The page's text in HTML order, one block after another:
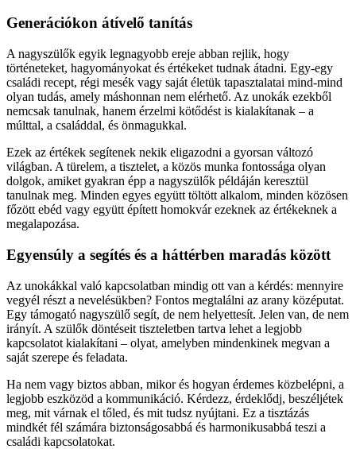
Generációkon átívelő tanítás
A nagyszülők egyik legnagyobb ereje abban rejlik, hogy
történeteket, hagyományokat és értékeket tudnak átadni. Egy-egy
családi recept, régi mesék vagy saját életük tapasztalatai mind-mind
olyan tudás, amely máshonnan nem elérhető. Az unokák ezekből
nemcsak tanulnak, hanem érzelmi kötődést is kialakítanak – a
múlttal, a családdal, és önmagukkal.
Ezek az értékek segítenek nekik eligazodni a gyorsan változó
világban. A türelem, a tisztelet, a közös munka fontossága olyan
dolgok, amiket gyakran épp a nagyszülők példáján keresztül
tanulnak meg. Minden egyes együtt töltött alkalom, minden közösen
főzött ebéd vagy együtt épített homokvár ezeknek az értékeknek a
megalapozása.
Egyensúly a segítés és a háttérben maradás között
Az unokákkal való kapcsolatban mindig ott van a kérdés: mennyire
vegyél részt a nevelésükben? Fontos megtalálni az arany középutat.
Egy támogató nagyszülő segít, de nem helyettesít. Jelen van, de nem
irányít. A szülők döntéseit tiszteletben tartva lehet a legjobb
kapcsolatot kialakítani – olyat, amelyben mindenkinek megvan a
saját szerepe és feladata.
Ha nem vagy biztos abban, mikor és hogyan érdemes közbelépni, a
legjobb eszközöd a kommunikáció. Kérdezz, érdeklődj, beszéljétek
meg, mit várnak el tőled, és mit tudsz nyújtani. Ez a tisztázás
mindkét fél számára biztonságosabbá és harmonikusabbá teszi a
családi kapcsolatokat.